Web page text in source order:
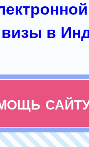
визы в